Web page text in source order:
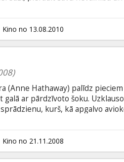
Ejiofor, Andre Braugher
Scenārijs: Kurt Wimmer,
latviešu un krievu valodā
Kino no 13.08.2010
(Anne Hathaway) palīdz
galā ar pārdzīvoto šoku.
kurš, kā apgalvo
romantiskas attiecības.
pazust. Klērai ir aizdomas, ka
patiesību, lai kādas tam būtu
Kino no 21.11.2008